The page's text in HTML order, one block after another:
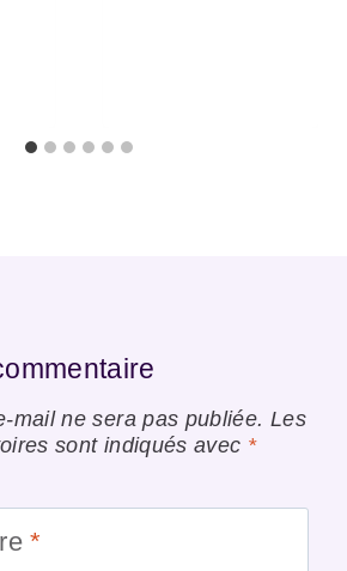
mail ne sera pas publiée. Les
sont indiqués avec *
*